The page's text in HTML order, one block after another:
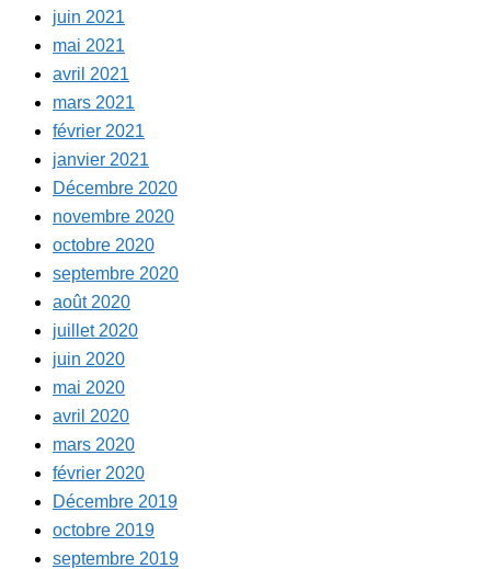
juin 2021
mai 2021
avril 2021
mars 2021
février 2021
janvier 2021
Décembre 2020
novembre 2020
octobre 2020
septembre 2020
août 2020
juillet 2020
juin 2020
mai 2020
avril 2020
mars 2020
février 2020
Décembre 2019
octobre 2019
septembre 2019